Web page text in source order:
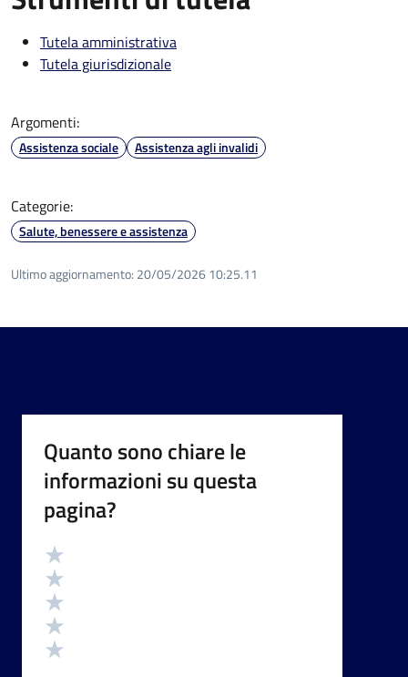
Tutela amministrativa
Tutela giurisdizionale
Argomenti:
Assistenza sociale Assistenza agli invalidi
Categorie:
Salute, benessere e assistenza
Ultimo aggiornamento: 20/05/2026 10:25.11
Quanto sono chiare le
informazioni su questa
pagina?
Valutazione